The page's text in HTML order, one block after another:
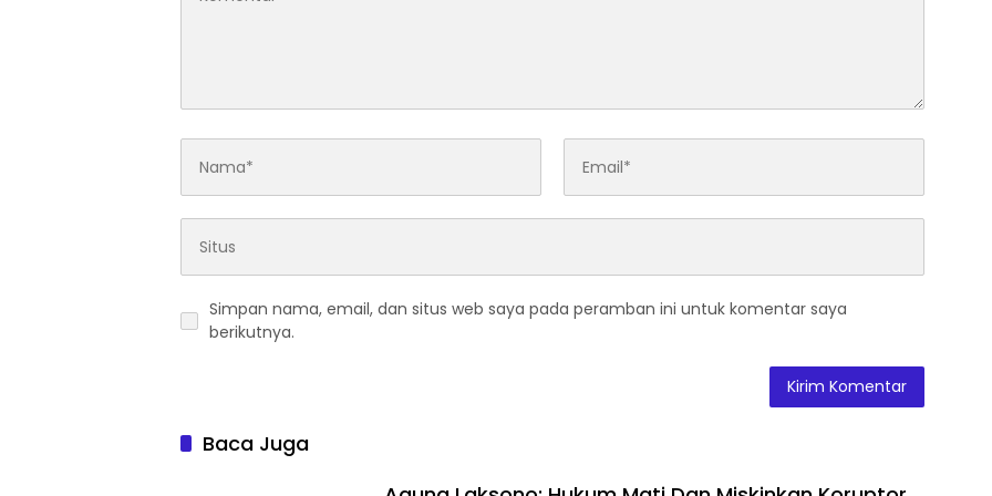
Simpan nama, email, dan situs web saya pada peramban ini untuk komentar saya
berikutnya.
Baca Juga